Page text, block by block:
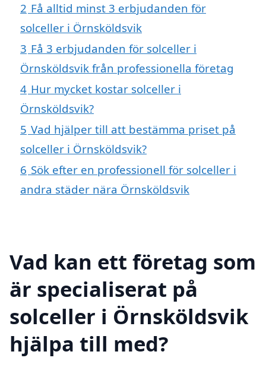
2 Få alltid minst 3 erbjudanden för
solceller i Örnsköldsvik
3 Få 3 erbjudanden för solceller i
Örnsköldsvik från professionella företag
4 Hur mycket kostar solceller i
Örnsköldsvik?
5 Vad hjälper till att bestämma priset på
solceller i Örnsköldsvik?
6 Sök efter en professionell för solceller i
andra städer nära Örnsköldsvik
Vad kan ett företag som
är specialiserat på
solceller i Örnsköldsvik
hjälpa till med?